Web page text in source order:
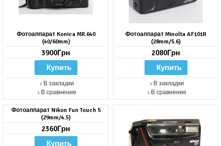
Фотоаппарат Konica MR.640
(40/60mm)
3900Грн
В закладки
В сравнение
Фотоаппарат Minolta AF101R
(28mm/5.6)
2080Грн
В закладки
В сравнение
Фотоаппарат Nikon Fun Touch 5
(29mm/4.5)
2360Грн